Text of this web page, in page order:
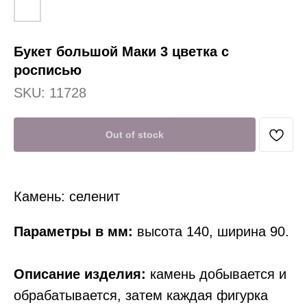
Букет большой Маки 3 цветка с
росписью
SKU: 11728
Out of stock
Параметры в мм: высота 140, ширина 90.
Описание изделия: камень добывается и
обрабатывается, затем каждая фигурка
Камень: селенит